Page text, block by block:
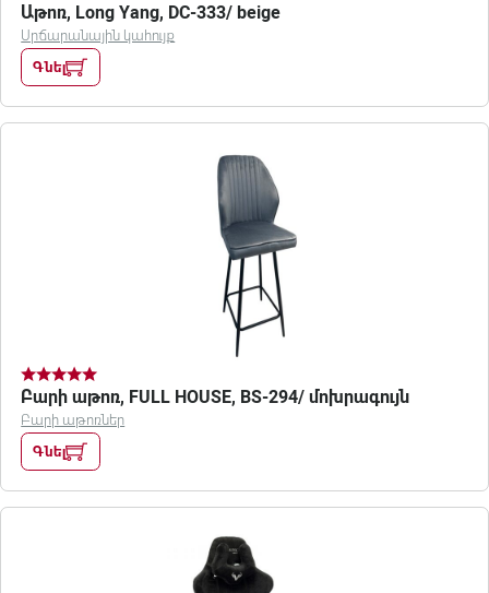
Աթոռ, Long Yang, DC-333/ beige
Սրճարանային կահույք
Գնել
Բարի աթոռ, FULL HOUSE, BS-294/ մոխրագույն
Բարի աթոռներ
Գնել